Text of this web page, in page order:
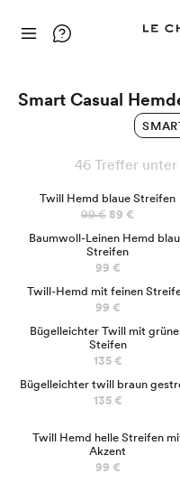
Smart Casual
46 Treffer unter
Twill Hemd blaue Streifen
99 € 89 €
Baumwoll-Leinen Hemd
Streifen
99 €
Twill-Hemd mit feinen
99 €
Bügelleichter Twill mit
Steifen
135 €
Bügelleichter twill braun
135 €
Twill Hemd helle Streifen
Akzent
99 €